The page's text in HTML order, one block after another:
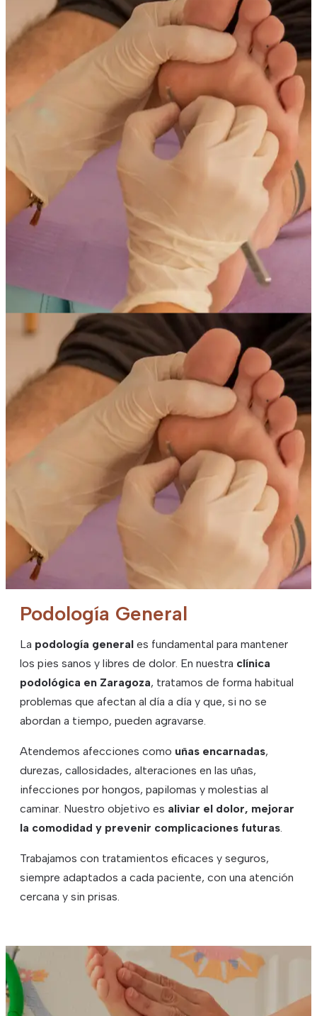
Podología General
La podología general es fundamental para mantener
los pies sanos y libres de dolor. En nuestra clínica
podológica en Zaragoza, tratamos de forma habitual
problemas que afectan al día a día y que, si no se
abordan a tiempo, pueden agravarse.
Atendemos afecciones como uñas encarnadas,
durezas, callosidades, alteraciones en las uñas,
infecciones por hongos, papilomas y molestias al
caminar. Nuestro objetivo es aliviar el dolor, mejorar
la comodidad y prevenir complicaciones futuras.
Trabajamos con tratamientos eficaces y seguros,
siempre adaptados a cada paciente, con una atención
cercana y sin prisas.